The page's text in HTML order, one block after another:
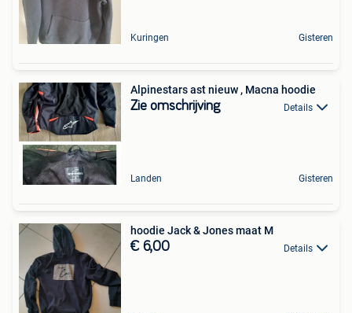
Kuringen Gisteren
Alpinestars ast nieuw , Macna hoodie
Zie omschrijving Details
Landen Gisteren
hoodie Jack & Jones maat M
€ 6,00 Details